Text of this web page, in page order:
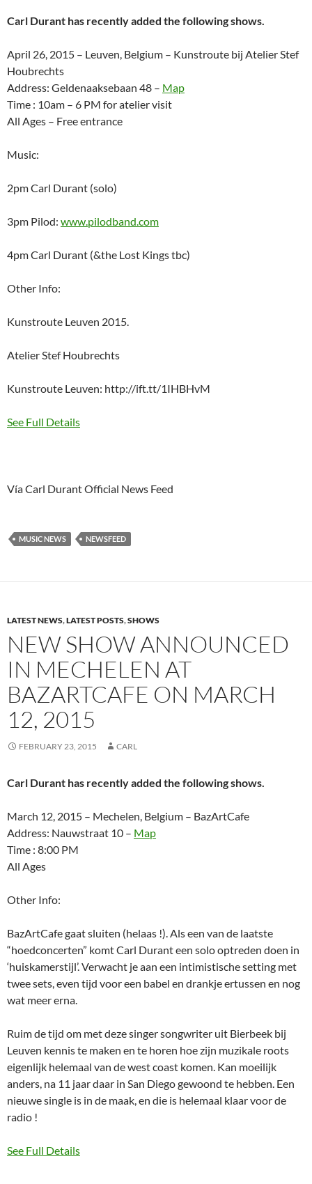
Carl Durant has recently added the following shows.
April 26, 2015 – Leuven, Belgium – Kunstroute bij Atelier Stef
Houbrechts
Address: Geldenaaksebaan 48 – Map
Time : 10am – 6 PM for atelier visit
All Ages – Free entrance
Music:
2pm Carl Durant (solo)
3pm Pilod: www.pilodband.com
4pm Carl Durant (&the Lost Kings tbc)
Other Info:
Kunstroute Leuven 2015.
Atelier Stef Houbrechts
Kunstroute Leuven: http://ift.tt/1IHBHvM
See Full Details
Vía Carl Durant Official News Feed
MUSIC NEWS NEWSFEED
LATEST NEWS,LATEST POSTS,SHOWS
NEW SHOW ANNOUNCED
IN MECHELEN AT
BAZARTCAFE ON MARCH
12, 2015
FEBRUARY 23, 2015 CARL
Carl Durant has recently added the following shows.
March 12, 2015 – Mechelen, Belgium – BazArtCafe
Address: Nauwstraat 10 – Map
Time : 8:00 PM
All Ages
Other Info:
BazArtCafe gaat sluiten (helaas !). Als een van de laatste
“hoedconcerten” komt Carl Durant een solo optreden doen in
‘huiskamerstijl’. Verwacht je aan een intimistische setting met
twee sets, even tijd voor een babel en drankje ertussen en nog
wat meer erna.
Ruim de tijd om met deze singer songwriter uit Bierbeek bij
Leuven kennis te maken en te horen hoe zijn muzikale roots
eigenlijk helemaal van de west coast komen. Kan moeilijk
anders, na 11 jaar daar in San Diego gewoond te hebben. Een
nieuwe single is in de maak, en die is helemaal klaar voor de
radio !
See Full Details